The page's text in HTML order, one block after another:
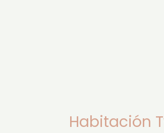
Habitación